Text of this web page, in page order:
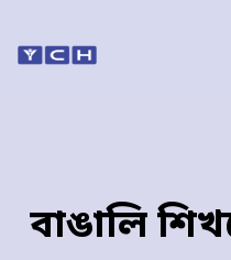
বাঙালি